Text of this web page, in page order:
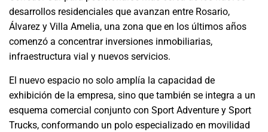
desarrollos residenciales que avanzan entre Rosario,
Álvarez y Villa Amelia, una zona que en los últimos años
comenzó a concentrar inversiones inmobiliarias,
infraestructura vial y nuevos servicios.
El nuevo espacio no solo amplía la capacidad de
exhibición de la empresa, sino que también se integra a un
esquema comercial conjunto con Sport Adventure y Sport
Trucks, conformando un polo especializado en movilidad